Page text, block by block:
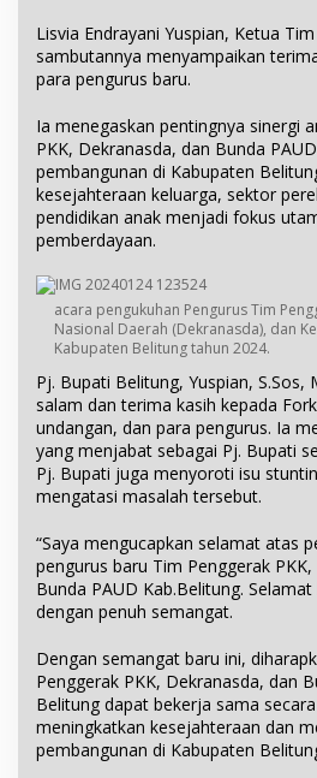
Lisvia Endrayani Yuspian, Ketua
sambutannya menyampaikan
para pengurus baru.
Ia menegaskan pentingnya sinergi
PKK, Dekranasda, dan Bunda
pembangunan di Kabupaten
kesejahteraan keluarga, sektor
pendidikan anak menjadi fokus
pemberdayaan.
acara pengukuhan Pengurus Tim
Nasional Daerah (Dekranasda), dan
Kabupaten Belitung tahun 2024.
Pj. Bupati Belitung, Yuspian, S.Sos,
salam dan terima kasih kepada
undangan, dan para pengurus. Ia
yang menjabat sebagai Pj. Bupati
Pj. Bupati juga menyoroti isu
mengatasi masalah tersebut.
“Saya mengucapkan selamat atas
pengurus baru Tim Penggerak
Bunda PAUD Kab.Belitung.
dengan penuh semangat.
Dengan semangat baru ini,
Penggerak PKK, Dekranasda, dan
Belitung dapat bekerja sama
meningkatkan kesejahteraan dan
pembangunan di Kabupaten